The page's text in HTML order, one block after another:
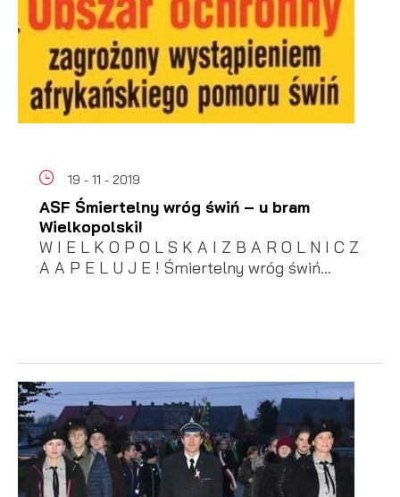
19 - 11 - 2019
ASF Śmiertelny wróg świń – u bram
Wielkopolski!
W I E L K O P O L S K A I Z B A R O L N I C Z
A A P E L U J E ! Śmiertelny wróg świń...